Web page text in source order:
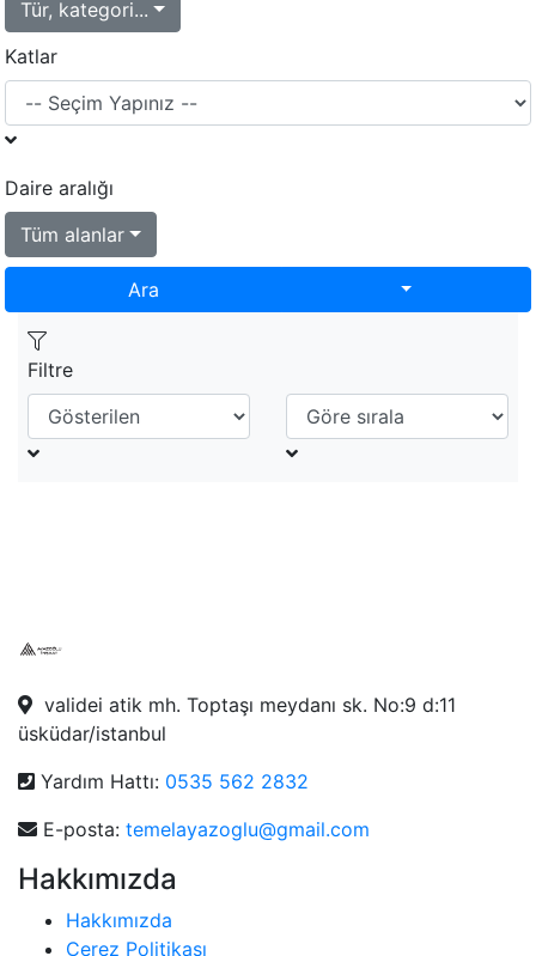
Tür, kategori...
Katlar
Daire aralığı
Tüm alanlar
Ara Toggle
Filtre
validei atik mh. Toptaşı meydanı sk. No:9 d:11
üsküdar/istanbul
Yardım Hattı: 0535 562 2832
E-posta: temelayazoglu@gmail.com
Hakkımızda
Hakkımızda
Çerez Politikası